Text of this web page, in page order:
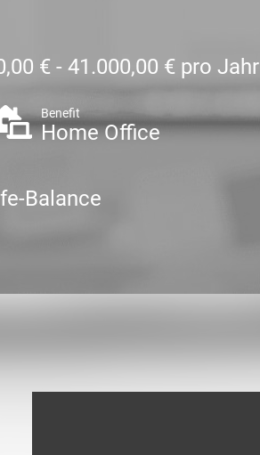
€ - 41.000,00 € pro Jahr
Benefit
Home Office
Balance